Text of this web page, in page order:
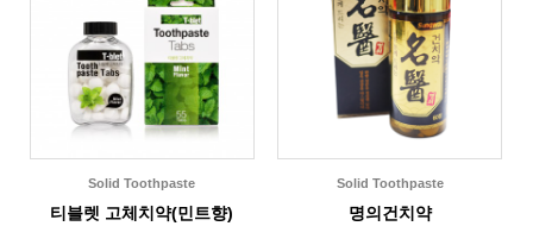
Solid Toothpaste
티블렛 고체치약(민트향)
Solid Toothpaste
명의건치약